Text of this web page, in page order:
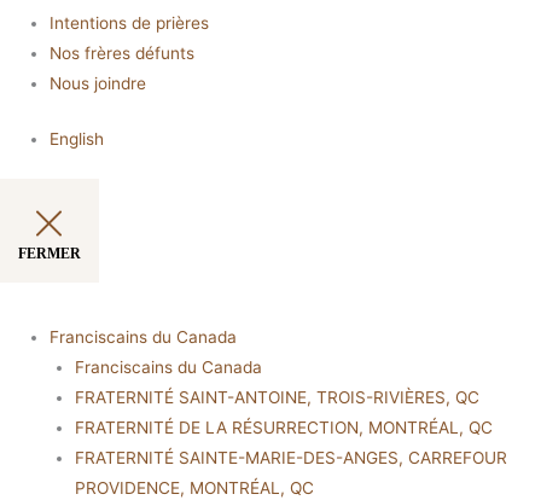
Intentions de prières
Nos frères défunts
Nous joindre
English
FERMER
Franciscains du Canada
Franciscains du Canada
FRATERNITÉ SAINT-ANTOINE, TROIS-RIVIÈRES, QC
FRATERNITÉ DE LA RÉSURRECTION, MONTRÉAL, QC
FRATERNITÉ SAINTE-MARIE-DES-ANGES, CARREFOUR
PROVIDENCE, MONTRÉAL, QC